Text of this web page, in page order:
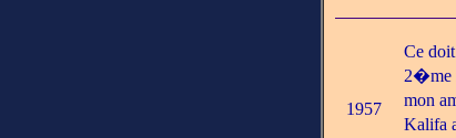
1957
Ce
2�me
mon
Kalifa